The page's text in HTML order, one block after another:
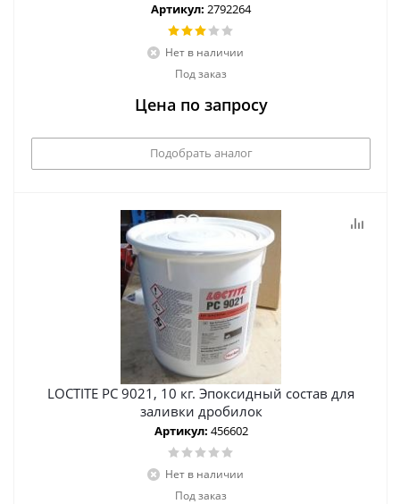
Артикул: 2792264
Нет в наличии
Под заказ
Цена по запросу
Подобрать аналог
LOCTITE PC 9021, 10 кг. Эпоксидный состав для
заливки дробилок
Артикул: 456602
Нет в наличии
Под заказ